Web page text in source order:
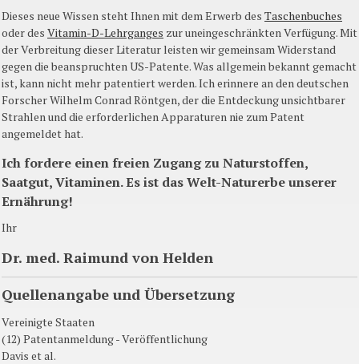
Dieses neue Wissen steht Ihnen mit dem Erwerb des Taschenbuches
oder des Vitamin-D-Lehrganges zur uneingeschränkten Verfügung. Mit
der Verbreitung dieser Literatur leisten wir gemeinsam Widerstand
gegen die beanspruchten US-Patente. Was allgemein bekannt gemacht
ist, kann nicht mehr patentiert werden. Ich erinnere an den deutschen
Forscher Wilhelm Conrad Röntgen, der die Entdeckung unsichtbarer
Strahlen und die erforderlichen Apparaturen nie zum Patent
angemeldet hat.
Ich fordere einen freien Zugang zu Naturstoffen,
Saatgut, Vitaminen. Es ist das Welt-Naturerbe unserer
Ernährung!
Ihr
Dr. med. Raimund von Helden
Quellenangabe und Übersetzung
Vereinigte Staaten
(12) Patentanmeldung - Veröffentlichung
Davis etal.